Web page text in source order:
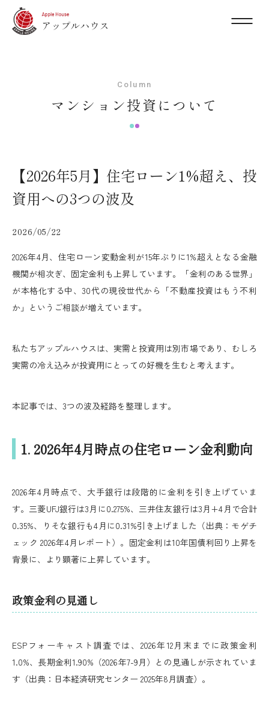
Column
マンション投資について
【2026年5月】住宅ローン1%超え、投
資用への3つの波及
2026/05/22
2026年4月、住宅ローン変動金利が15年ぶりに1%超えとなる金融
機関が相次ぎ、固定金利も上昇しています。「金利のある世界」
が本格化する中、30代の現役世代から「不動産投資はもう不利
か」というご相談が増えています。
私たちアップルハウスは、実需と投資用は別市場であり、むしろ
実需の冷え込みが投資用にとっての好機を生むと考えます。
本記事では、3つの波及経路を整理します。
1. 2026年4月時点の住宅ローン金利動向
2026年4月時点で、大手銀行は段階的に金利を引き上げていま
す。三菱UFJ銀行は3月に0.275%、三井住友銀行は3月+4月で合計
0.35%、りそな銀行も4月に0.31%引き上げました（出典：モゲチ
ェック 2026年4月レポート）。固定金利は10年国債利回り上昇を
背景に、より顕著に上昇しています。
政策金利の見通し
ESPフォーキャスト調査では、2026年12月末までに政策金利
1.0%、長期金利1.90%（2026年7-9月）との見通しが示されていま
す（出典：日本経済研究センター 2025年8月調査）。